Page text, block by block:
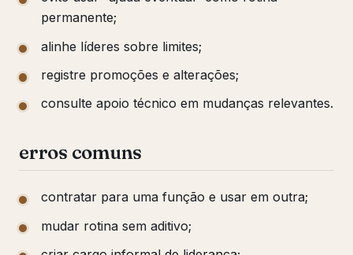
permanente;
alinhe líderes sobre limites;
registre promoções e alterações;
consulte apoio técnico em mudanças relevantes.
erros comuns
contratar para uma função e usar em outra;
mudar rotina sem aditivo;